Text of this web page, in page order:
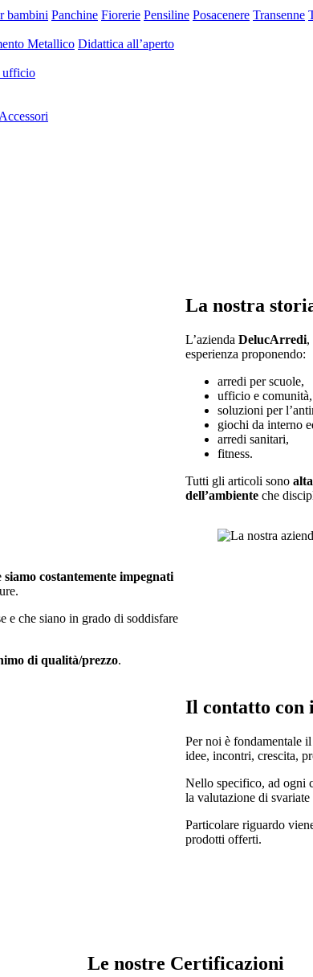
bambini Panchine Fiorerie Pensiline Posacenere Transenne
Metallico Didattica all’aperto
ufficio
Accessori
La nostra
L’azienda DelucArredi,
esperienza proponendo:
arredi per scuole,
ufficio e comunità,
soluzioni per
giochi da interno
arredi sanitari,
fitness.
Tutti gli articoli sono
dell’ambiente che
siamo costantemente impegnati
e che siano in grado di soddisfare
di qualità/prezzo.
Il contatto con
Per noi è fondamentale il
idee, incontri, crescita,
Nello specifico, ad ogni
la valutazione di
Particolare riguardo
prodotti offerti.
Le nostre Certificazioni